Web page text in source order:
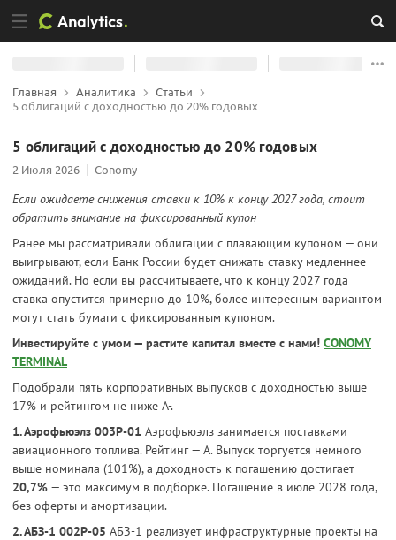
Главная Аналитика
Статьи
5 облигаций с доходностью до 20% годовых
5 облигаций с доходностью до 20% годовых
2 Июля 2026 Conomy
Если ожидаете снижения ставки к 10% к концу 2027 года, стоит
обратить внимание на фиксированный купон
Ранее мы рассматривали облигации с плавающим купоном — они
выигрывают, если Банк России будет снижать ставку медленнее
ожиданий. Но если вы рассчитываете, что к концу 2027 года
ставка опустится примерно до 10%, более интересным вариантом
могут стать бумаги с фиксированным купоном.
Инвестируйте с умом — растите капитал вместе с нами! CONOMY
TERMINAL
Подобрали пять корпоративных выпусков с доходностью выше
17% и рейтингом не ниже А-.
1. Аэрофьюэлз 003Р-01 Аэрофьюэлз занимается поставками
авиационного топлива. Рейтинг — А. Выпуск торгуется немного
выше номинала (101%), а доходность к погашению достигает
20,7% — это максимум в подборке. Погашение в июле 2028 года,
без оферты и амортизации.
2. АБЗ-1 002Р-05 АБЗ-1 реализует инфраструктурные проекты на